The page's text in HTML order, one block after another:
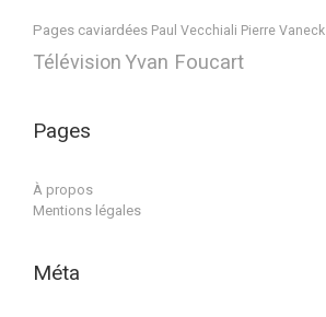
Pages caviardées Paul Vecchiali Pierre Vaneck
TélévisionYvan Foucart
Pages
À propos
Mentions légales
Méta